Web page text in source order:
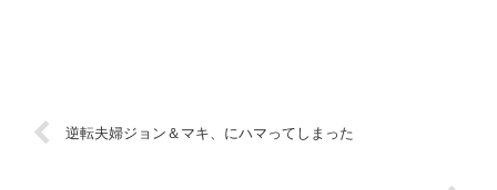
逆転夫婦ジョン＆マキ、にハマってしまった